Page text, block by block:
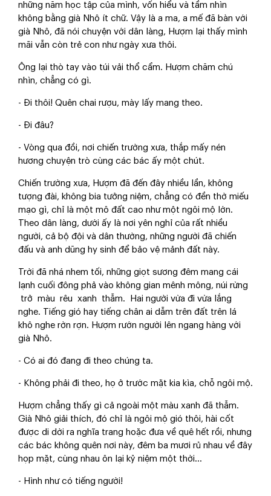
những năm học tập của mình, vốn hiểu và tầm nhìn
không bằng già Nhô ít chữ. Vậy là a ma, a mế đã bàn với
già Nhô, đã nói chuyện với dân làng, Hượm lại thấy mình
mãi vẫn còn trẻ con như ngày xưa thôi.
Ông lại thò tay vào túi vải thổ cẩm. Hượm chăm chú
nhìn, chẳng có gì.
- Đi thôi! Quên chai rượu, mày lấy mang theo.
- Đi đâu?
- Vòng qua đồi, nơi chiến trường xưa, thắp mấy nén
hương chuyện trò cùng các bác ấy một chút.
Chiến trường xưa, Hượm đã đến đây nhiều lần, không
tượng đài, không bia tưởng niệm, chẳng có đền thờ miếu
mạo gì, chỉ là một mô đất cao như một ngôi mộ lớn.
Theo dân làng, dưới ấy là nơi yên nghỉ của rất nhiều
người, cả bộ đội và dân thường, những người đã chiến
đấu và anh dũng hy sinh để bảo vệ mảnh đất này.
Trời đã nhá nhem tối, những giọt sương đêm mang cái
lạnh cuối đông phả vào không gian mênh mông, núi rừng
trở màu rêu xanh thẫm. Hai người vừa đi vừa lắng
nghe. Tiếng gió hay tiếng chân ai dẫm trên đất trên lá
khô nghe rờn rợn. Hượm rướn người lên ngang hàng với
già Nhô.
- Có ai đó đang đi theo chúng ta.
- Không phải đi theo, họ ở trước mặt kia kìa, chỗ ngôi mộ.
Hượm chẳng thấy gì cả ngoài một màu xanh đã thẫm.
Già Nhô giải thích, đó chỉ là ngôi mộ gió thôi, hài cốt
được di dời ra nghĩa trang hoặc đưa về quê hết rồi, nhưng
các bác không quên nơi này, đêm ba mươi rủ nhau về đây
họp mặt, cùng nhau ôn lại kỷ niệm một thời...
- Hình như có tiếng người!